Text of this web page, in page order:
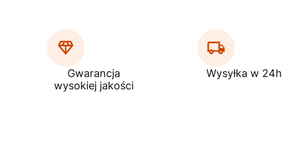
Gwarancja
wysokiej jakości
Wysyłka w 24h